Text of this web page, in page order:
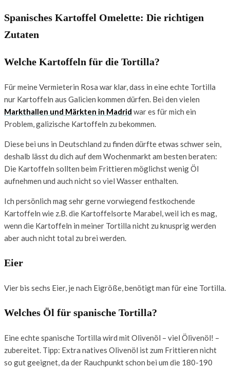
Spanisches Kartoffel Omelette: Die richtigen
Zutaten
Welche Kartoffeln für die Tortilla?
Für meine Vermieterin Rosa war klar, dass in eine echte Tortilla
nur Kartoffeln aus Galicien kommen dürfen. Bei den vielen
Markthallen und Märkten in Madrid war es für mich ein
Problem, galizische Kartoffeln zu bekommen.
Diese bei uns in Deutschland zu finden dürfte etwas schwer sein,
deshalb lässt du dich auf dem Wochenmarkt am besten beraten:
Die Kartoffeln sollten beim Frittieren möglichst wenig Öl
aufnehmen und auch nicht so viel Wasser enthalten.
Ich persönlich mag sehr gerne vorwiegend festkochende
Kartoffeln wie z.B. die Kartoffelsorte Marabel, weil ich es mag,
wenn die Kartoffeln in meiner Tortilla nicht zu knusprig werden
aber auch nicht total zu brei werden.
Eier
Vier bis sechs Eier, je nach Eigröße, benötigt man für eine Tortilla.
Welches Öl für spanische Tortilla?
Eine echte spanische Tortilla wird mit Olivenöl – viel Ölivenöl! –
zubereitet. Tipp: Extra natives Olivenöl ist zum Frittieren nicht
so gut geeignet, da der Rauchpunkt schon bei um die 180-190